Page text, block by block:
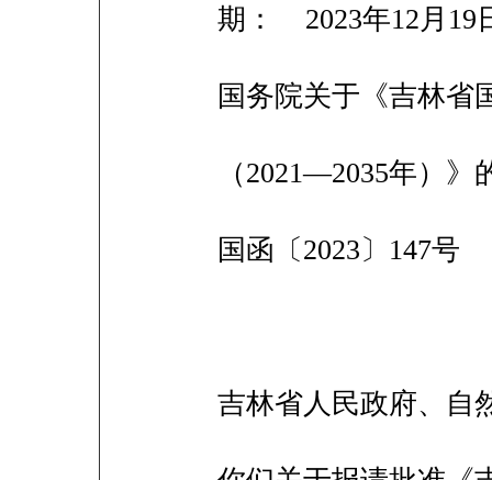
期： 2023年12月19
国务院关于《吉林省
（2021—2035年）》
国函〔2023〕147号
吉林省人民政府、自